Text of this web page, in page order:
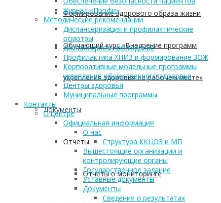
Формирование здорового образа жизни
Обучающий курс «Внедрение программ
укрепления здоровья на рабочем месте»
Документы
Отчеты
Отчеты о мониторинге
Журнал «Профи»
Методические рекомендации
Диспансеризация и профилактические
осмотры
Диспансерное наблюдение
Профилактика ХНИЗ и формирование ЗОЖ
Корпоративные модельные программы
укрепления общественного здоровья
Центры здоровья
Муниципальные программы
Контакты
О центре
Официальная информация
О нас
Структура ККЦОЗ и МП
Вышестоящие организации и
контролирующие органы
Государственное задание
Уставные документы
Документы
Сведения о результатах